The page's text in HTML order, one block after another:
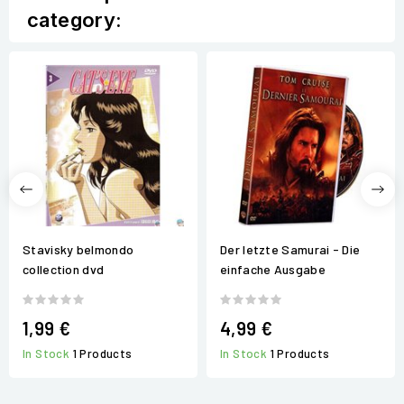
category:
Stavisky belmondo
collection dvd
1,99 €
In Stock 1 Products
Der letzte Samurai - Die
einfache Ausgabe
4,99 €
In Stock 1 Products